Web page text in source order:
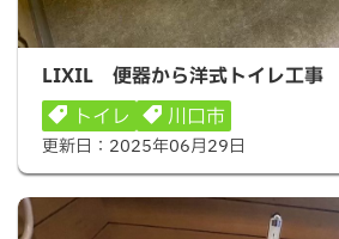
LIXIL 便器から洋式トイレ工事 内
LIXIL 便器から洋式トイレ工事
トイレ
川口市
更新日： 2025年06月29日